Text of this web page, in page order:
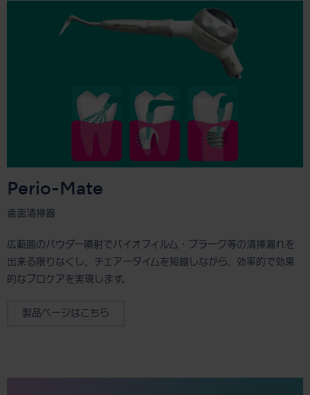
Perio-Mate
歯面清掃器
広範囲のパウダー噴射でバイオフィルム・プラーク等の清掃漏れを
出来る限りなくし、チェアータイムを短縮しながら、効率的で効果
的なプロケアを実現します。
製品ページはこちら